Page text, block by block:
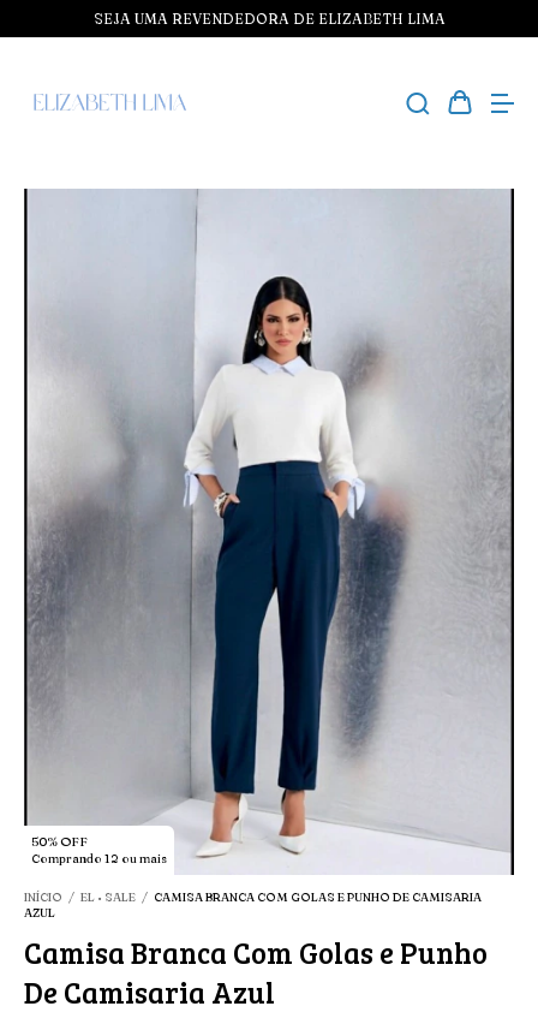
SEJA UMA REVENDEDORA DE ELIZABETH LIMA
50% OFF
Comprando 12 ou mais
INÍCIO / EL • SALE / CAMISA BRANCA COM GOLAS E PUNHO DE CAMISARIA
AZUL
Camisa Branca Com Golas e Punho
De Camisaria Azul